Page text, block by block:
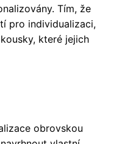
Tím, že
pro individualizaci,
které jejich
obrovskou